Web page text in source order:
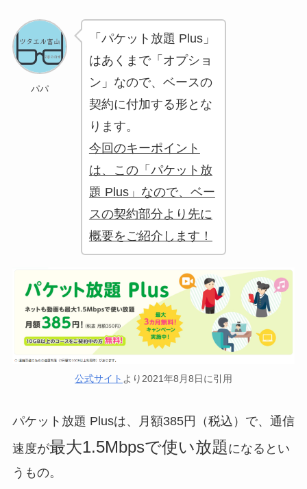
パパ
「パケット放題 Plus」
はあくまで「オプショ
ン」なので、ベースの
契約に付加する形とな
ります。
今回のキーポイント
は、この「パケット放
題 Plus」なので、ベー
スの契約部分より先に
概要をご紹介します！
公式サイト より2021年8月8日に引用
パケット放題 Plusは、月額385円（税込）で、通信
速度が最大1.5Mbpsで使い放題になるとい
うもの。